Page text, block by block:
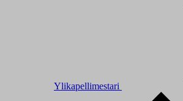
Ylikapellimestari